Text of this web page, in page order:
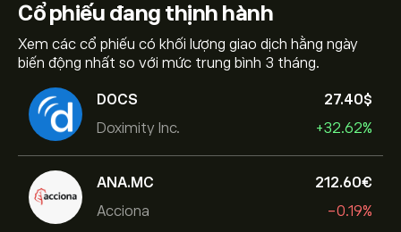
Cổ phiếu đang thịnh hành
Xem các cổ phiếu có khối lượng giao dịch hằng ngày
biến động nhất so với mức trung bình 3 tháng.
DOCS
Doximity Inc.
27.40‎$‎
+32.62%
ANA.MC
Acciona
212.60‎€‎
-0.19%